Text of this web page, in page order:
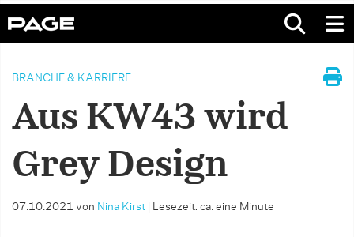
BRANCHE & KARRIERE
Aus KW43 wird
Grey Design
07.10.2021 von Nina Kirst Lesezeit: ca. eine Minute